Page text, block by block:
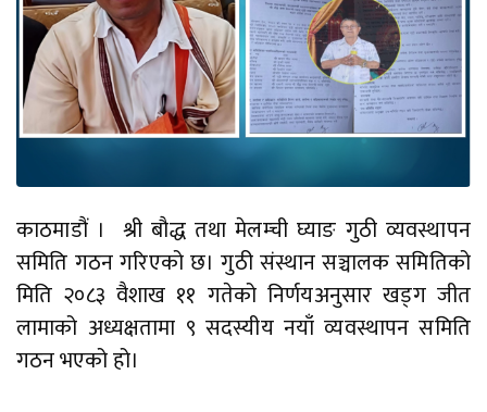
काठमाडौं । श्री बौद्ध तथा मेलम्ची घ्याङ गुठी व्यवस्थापन
समिति गठन गरिएको छ। गुठी संस्थान सञ्चालक समितिको
मिति २०८३ वैशाख ११ गतेको निर्णयअनुसार खड्ग जीत
लामाको अध्यक्षतामा ९ सदस्यीय नयाँ व्यवस्थापन समिति
गठन भएको हो।